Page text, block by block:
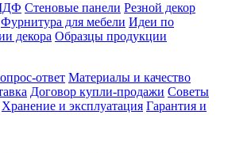
Стеновые панели Резной декор
Фурнитура для мебели Идеи по
декора Образцы продукции
ответ Материалы и качество
Договор купли-продажи Советы
Хранение и эксплуатация Гарантия и